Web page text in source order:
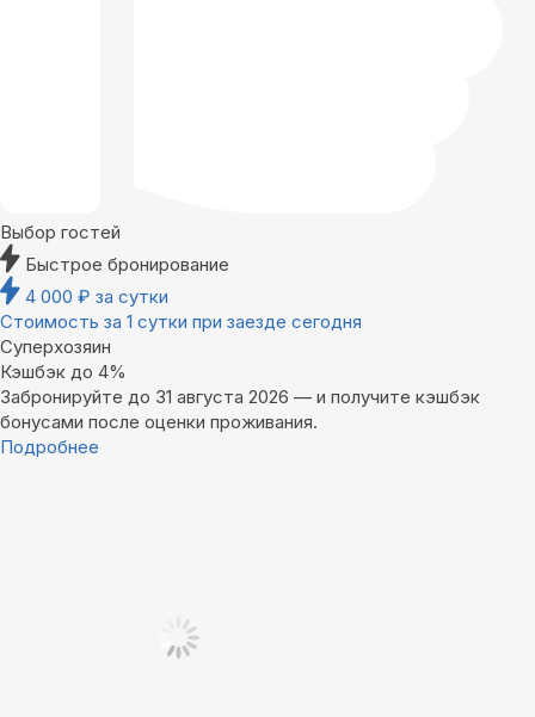
Выбор гостей
Быстрое бронирование
4 000 ₽ за сутки
Стоимость за 1 сутки при заезде сегодня
Суперхозяин
Кэшбэк до 4%
Забронируйте до 31 августа 2026 — и получите кэшбэк
бонусами после оценки проживания.
Подробнее